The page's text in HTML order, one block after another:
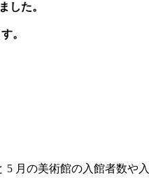
た。
。
5 月の美術館の入館者数